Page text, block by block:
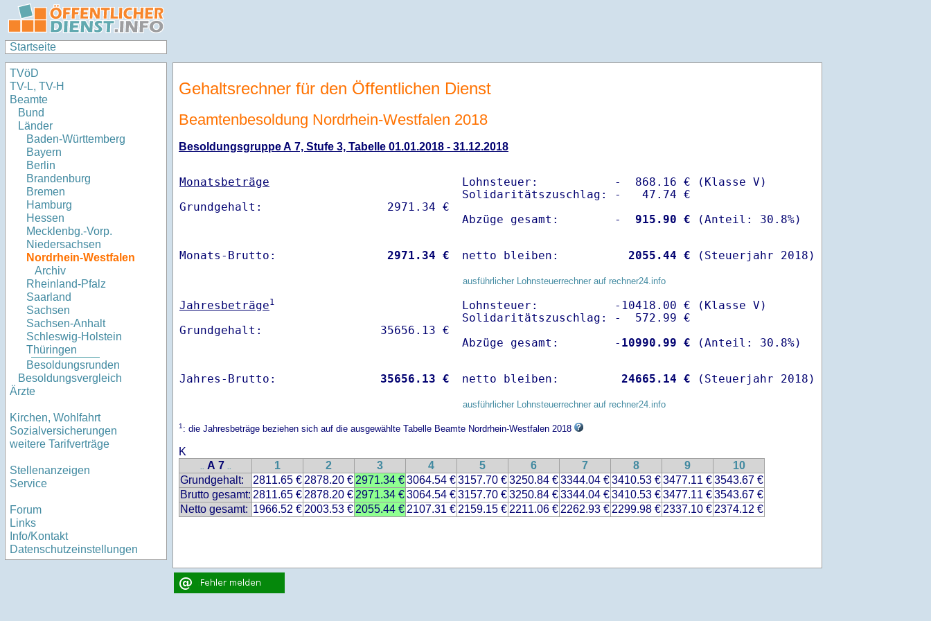
Startseite
TVöD
TV-L, TV-H
Beamte
Bund
Länder
Baden-Württemberg
Bayern
Berlin
Brandenburg
Bremen
Hamburg
Hessen
Mecklenbg.-Vorp.
Niedersachsen
Nordrhein-Westfalen
Archiv
Rheinland-Pfalz
Saarland
Sachsen
Sachsen-Anhalt
Schleswig-Holstein
Thüringen
Besoldungsrunden
Besoldungsvergleich
Ärzte
Kirchen, Wohlfahrt
Sozialversicherungen
weitere Tarifverträge
Stellenanzeigen
Service
Forum
Links
Info/Kontakt
Datenschutzeinstellungen
Gehaltsrechner für den Öffentlichen Dienst
Beamtenbesoldung Nordrhein-Westfalen 2018
Besoldungsgruppe A 7, Stufe 3, Tabelle 01.01.2018 - 31.12.2018
Monatsbeträge
Lohnsteuer:           -  868.16 € (Klasse V)
Solidaritätszuschlag: -   47.74 €
Abzüge gesamt:        -
  915.90 €
Monats-Brutto: 2971.34 € netto bleiben: 2055.44 € (Steuerjahr 2018)
ausführlicher Lohnsteuerrechner auf rechner24.info
Jahresbeträge1
Lohnsteuer:           -10418.00 € (Klasse V)
Solidaritätszuschlag: -  572.99 €
Abzüge gesamt:        - 10990.99 €
Jahres-Brutto: 35656.13 € netto bleiben: 24665.14 € (Steuerjahr 2018)
ausführlicher Lohnsteuerrechner auf rechner24.info
1: die Jahresbeträge beziehen sich auf die ausgewählte Tabelle Beamte Nordrhein-Westfalen 2018
K
.. A 7 .. 1 2 3 4 5 6 7 8 9
10
Grundgehalt:
2811.65 € 2878.20 € 2971.34 €3064.54 €3157.70 €3250.84 €3344.04 €3410.53 €3477.11 €3543.67 €
Brutto gesamt: 2811.65 € 2878.20 € 2971.34 €3064.54 €3157.70 €3250.84 €3344.04 €3410.53 €3477.11 €3543.67 €
Netto gesamt: 1966.52 € 2003.53 € 2055.44 € 2107.31 € 2159.15 € 2211.06 € 2262.93 € 2299.98 € 2337.10 € 2374.12 €